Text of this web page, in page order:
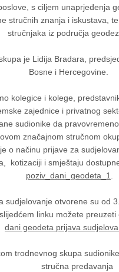
s ciljem unaprjeđenja
stručnih znanja i iskustava,
stručnjaka iz područja
je Lidija Bradara,
Bosne i Hercegovine.
kolegice i kolege,
zajednice i privatnog
sudionike da
značajnom stručnom
o načinu prijave za
kotizaciji i smještaju
poziv_dani_geodeta_1.
sudjelovanje otvorene su od
linku možete preuzeti
dani geodeta prijava
trodnevnog skupa
stručna predavanja